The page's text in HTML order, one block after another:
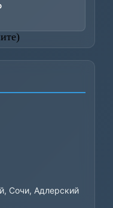
Сочи, Адлерский